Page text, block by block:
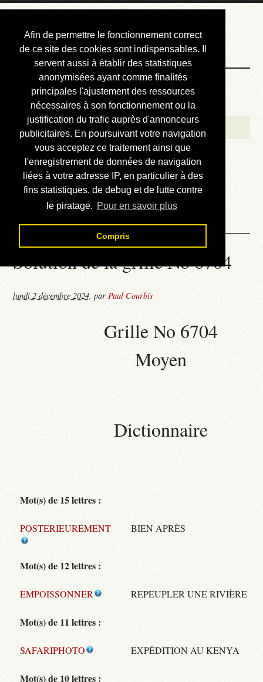
Afin de permettre le fonctionnement correct
de ce site des cookies sont indispensables. Il
servent aussi à établir des statistiques
anonymisées ayant comme finalités
principales l'ajustement des ressources
nécessaires à son fonctionnement ou la
justification du trafic auprès d'annonceurs
publicitaires. En poursuivant votre navigation
vous acceptez ce traitement ainsi que
l'enregistrement de données de navigation
liées à votre adresse IP, en particulier à des
fins statistiques, de debug et de lutte contre
le piratage. Pour en savoir plus
Compris
Courbis, « LE »
Blog Officiel
Bienvenue
Réalisations
Divers (et d’été)
Annonces
Liens externes
Téléchargement
Contact
Solution de la grille No 6704
lundi 2 décembre 2024,parPaul Courbis
Grille No 6704
Moyen
Dictionnaire
Mot(s) de 15 lettres :
POSTERIEUREMENT BIEN APRÈS
Mot(s) de 12 lettres :
EMPOISSONNER REPEUPLER UNE RIVIÈRE
Mot(s) de 11 lettres :
SAFARIPHOTO EXPÉDITION AU KENYA
Mot(s) de 10 lettres :